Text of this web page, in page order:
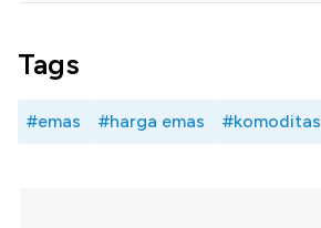
Tags
#emas #harga emas #komoditas